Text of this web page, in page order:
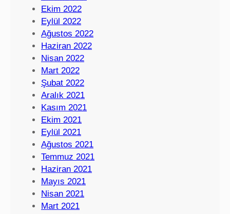
Ekim 2022
Eylül 2022
Ağustos 2022
Haziran 2022
Nisan 2022
Mart 2022
Şubat 2022
Aralık 2021
Kasım 2021
Ekim 2021
Eylül 2021
Ağustos 2021
Temmuz 2021
Haziran 2021
Mayıs 2021
Nisan 2021
Mart 2021